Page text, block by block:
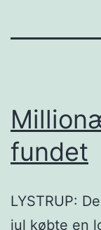
fundet
LYSTRUP:
jul købte en